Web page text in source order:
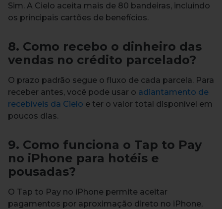
Sim. A Cielo aceita mais de 80 bandeiras, incluindo
os principais cartões de benefícios.
8. Como recebo o dinheiro das
vendas no crédito parcelado?
O prazo padrão segue o fluxo de cada parcela. Para
receber antes, você pode usar o adiantamento de
recebíveis da Cielo e ter o valor total disponível em
poucos dias.
9. Como funciona o Tap to Pay
no iPhone para hotéis e
pousadas?
O Tap to Pay no iPhone permite aceitar
pagamentos por aproximação direto no iPhone,